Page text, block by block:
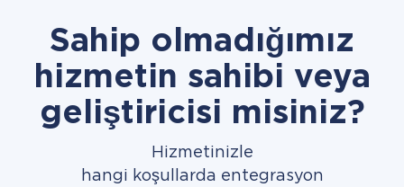
Sahip olmadığımız
hizmetin sahibi veya
geliştiricisi misiniz?
Hizmetinizle
hangi koşullarda entegrasyon